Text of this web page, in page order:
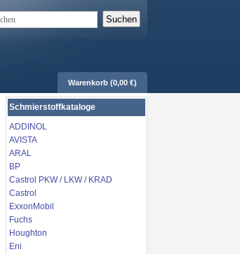
Warenkorb (0,00 €)
Schmierstoffkataloge
ADDINOL
AVISTA
ARAL
BP
Castrol PKW / LKW / KRAD
Castrol
ExxonMobil
Fuchs
Houghton
Eni